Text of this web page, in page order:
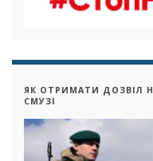
ЯК ОТРИМАТИ ДОЗВІЛ
СМУЗІ